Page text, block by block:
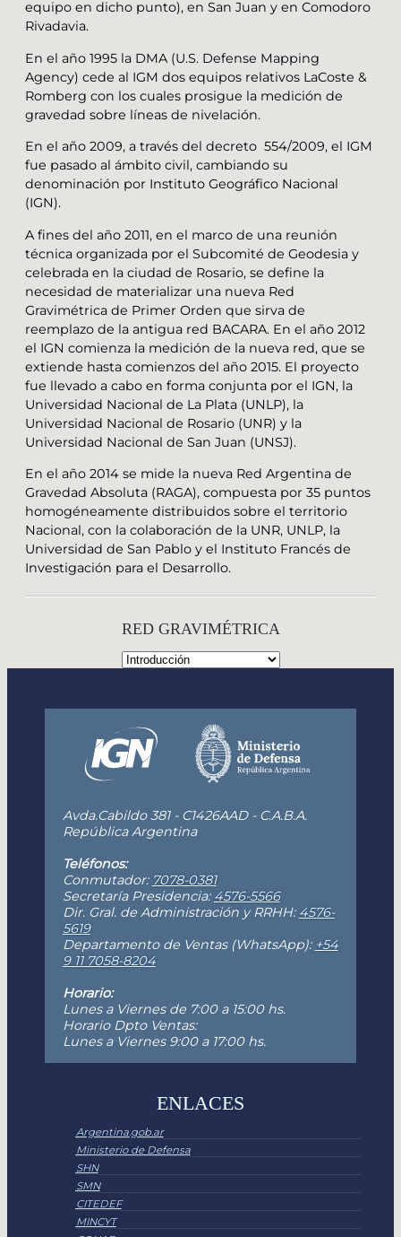
equipo en dicho punto), en San Juan y en Comodoro
Rivadavia.
En el año 1995 la DMA (U.S. Defense Mapping
Agency) cede al IGM dos equipos relativos LaCoste &
Romberg con los cuales prosigue la medición de
gravedad sobre líneas de nivelación.
En el año 2009, a través del decreto 554/2009, el IGM
fue pasado al ámbito civil, cambiando su
denominación por Instituto Geográfico Nacional
(IGN).
A fines del año 2011, en el marco de una reunión
técnica organizada por el Subcomité de Geodesia y
celebrada en la ciudad de Rosario, se define la
necesidad de materializar una nueva Red
Gravimétrica de Primer Orden que sirva de
reemplazo de la antigua red BACARA. En el año 2012
el IGN comienza la medición de la nueva red, que se
extiende hasta comienzos del año 2015. El proyecto
fue llevado a cabo en forma conjunta por el IGN, la
Universidad Nacional de La Plata (UNLP), la
Universidad Nacional de Rosario (UNR) y la
Universidad Nacional de San Juan (UNSJ).
En el año 2014 se mide la nueva Red Argentina de
Gravedad Absoluta (RAGA), compuesta por 35 puntos
homogéneamente distribuidos sobre el territorio
Nacional, con la colaboración de la UNR, UNLP, la
Universidad de San Pablo y el Instituto Francés de
Investigación para el Desarrollo.
RED GRAVIMÉTRICA
Avda.Cabildo 381 - C1426AAD - C.A.B.A.
República Argentina
Teléfonos:
Conmutador: 7078-0381
Secretaría Presidencia: 4576-5566
Dir. Gral. de Administración y RRHH: 4576-
5619
Departamento de Ventas (WhatsApp): +54
9 11 7058-8204
Horario:
Lunes a Viernes de 7:00 a 15:00 hs.
Horario Dpto Ventas:
Lunes a Viernes 9:00 a 17:00 hs.
ENLACES
Argentina.gob.ar
Ministerio de Defensa
SHN
SMN
CITEDEF
MINCYT